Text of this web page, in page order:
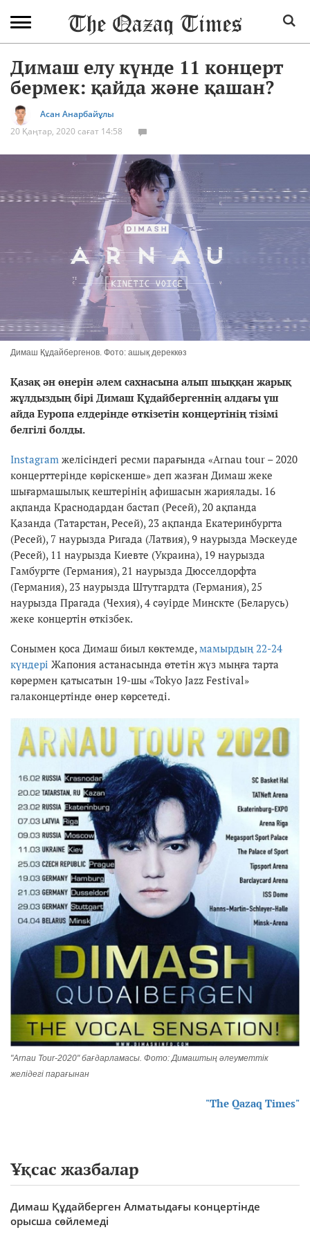
Димаш елу күнде 11 концерт
бермек: қайда және қашан?
Асан Анарбайұлы
20 Қаңтар, 2020 сағат 14:58
Димаш Құдайбергенов. Фото: ашық дереккөз
Қазақ ән өнерін әлем сахнасына алып шыққан жарық
жұлдыздың бірі Димаш Құдайбергеннің алдағы үш
айда Еуропа елдерінде өткізетін концертінің тізімі
белгілі болды.
Іnstagram желісіндегі ресми парағында «Arnau tour – 2020
концерттерінде көріскенше» деп жазған Димаш жеке
шығармашылық кештерінің афишасын жариялады. 16
ақпанда Краснодардан бастап (Ресей), 20 ақпанда
Қазанда (Татарстан, Ресей), 23 ақпанда Екатеринбургта
(Ресей), 7 наурызда Ригада (Латвия), 9 наурызда Мәскеуде
(Ресей), 11 наурызда Киевте (Украина), 19 наурызда
Гамбургте (Германия), 21 наурызда Дюсселдорфта
(Германия), 23 наурызда Штутгардта (Германия), 25
наурызда Прагада (Чехия), 4 сәуірде Минскте (Беларусь)
жеке концертін өткізбек.
Сонымен қоса Димаш биыл көктемде, мамырдың 22-24
күндері Жапония астанасында өтетін жүз мыңға тарта
көрермен қатысатын 19-шы «Tokyo Jazz Festival»
галаконцертінде өнер көрсетеді.
"Arnau Tour-2020" бағдарламасы. Фото: Димаштың әлеуметтік
желідегі парағынан
"The Qazaq Times"
Ұқсас жазбалар
Димаш Құдайберген Алматыдағы концертінде
орысша сөйлемеді